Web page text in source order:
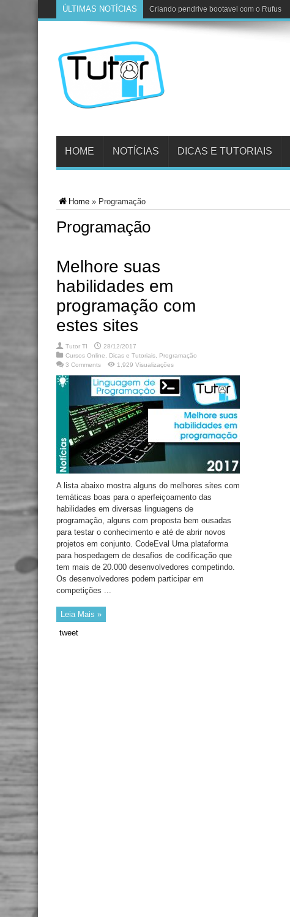
ÚLTIMAS NOTÍCIAS Criando pendrive bootavel com o Rufus
HOME NOTÍCIAS DICAS E TUTORIAIS
Home » Programação
Programação
Melhore suas
habilidades em
programação com
estes sites
Tutor TI
28/12/2017
Cursos Online
Dicas e Tutoriais
Programação
3 Comments
1,929 Visualizações
A lista abaixo mostra alguns do melhores sites com
temáticas boas para o aperfeiçoamento das
habilidades em diversas linguagens de
programação, alguns com proposta bem ousadas
para testar o conhecimento e até de abrir novos
projetos em conjunto. CodeEval Uma plataforma
para hospedagem de desafios de codificação que
tem mais de 20.000 desenvolvedores competindo.
Os desenvolvedores podem participar em
competições ...
Leia Mais »
tweet